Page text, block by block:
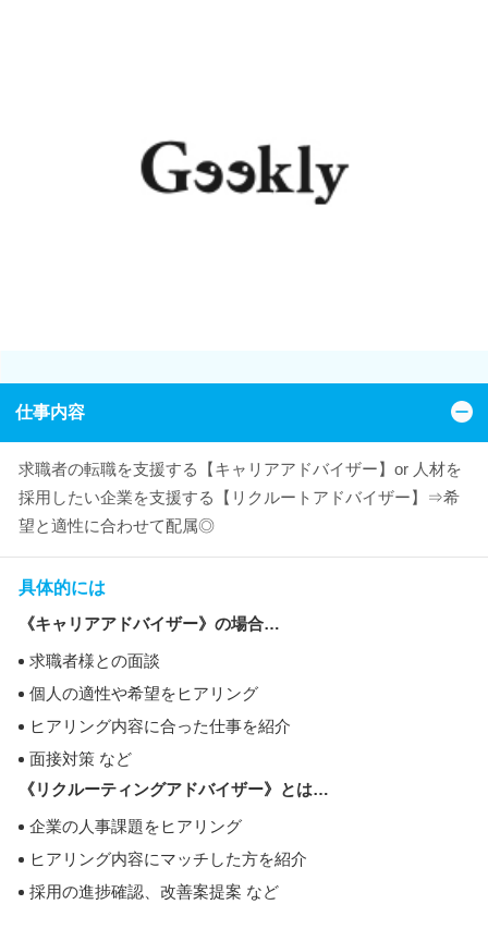
仕事内容
求職者の転職を支援する【キャリアアドバイザー】or 人材を
採用したい企業を支援する【リクルートアドバイザー】⇒希
望と適性に合わせて配属◎
具体的には
《キャリアアドバイザー》の場合…
求職者様との面談
個人の適性や希望をヒアリング
ヒアリング内容に合った仕事を紹介
面接対策 など
《リクルーティングアドバイザー》とは…
企業の人事課題をヒアリング
ヒアリング内容にマッチした方を紹介
採用の進捗確認、改善案提案 など